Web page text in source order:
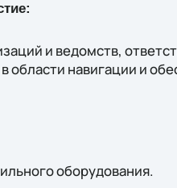
и ведомств,
области навигации и
оборудования.